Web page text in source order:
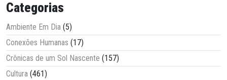
Categorias
Ambiente Em Dia (5)
Conexões Humanas (17)
Crônicas de um Sol Nascente (157)
Cultura (461)